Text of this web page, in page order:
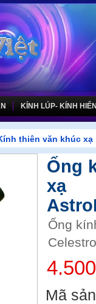
KÍNH LÚP- KÍNH
thiên văn khúc xạ
Ống
xạ
Ống
Mã